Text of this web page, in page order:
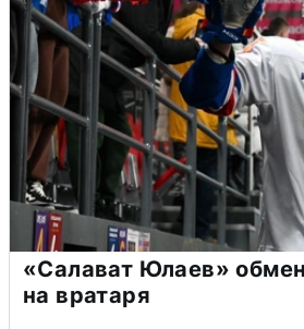
«Салават Юлаев»
на вратаря